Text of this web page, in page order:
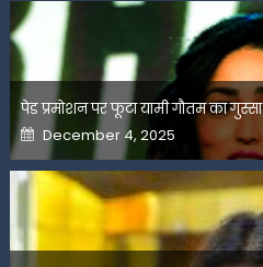
पेड प्रमोशन पर फूटा यामी गौतम का गुस्सा
Posted
on
December 4, 2025